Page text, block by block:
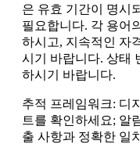
은 유효 기간이 명시
필요합니다. 각 용어
하시고, 지속적인 자
시기 바랍니다. 상태
하시기 바랍니다.
추적 프레임워크: 디
트를 확인하세요; 알
출 사항과 정확한 일